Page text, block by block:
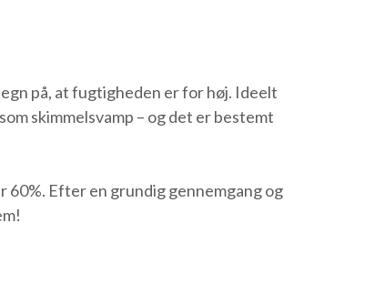
på, at fugtigheden er for høj. Ideelt
skimmelsvamp – og det er bestemt
Efter en grundig gennemgang og